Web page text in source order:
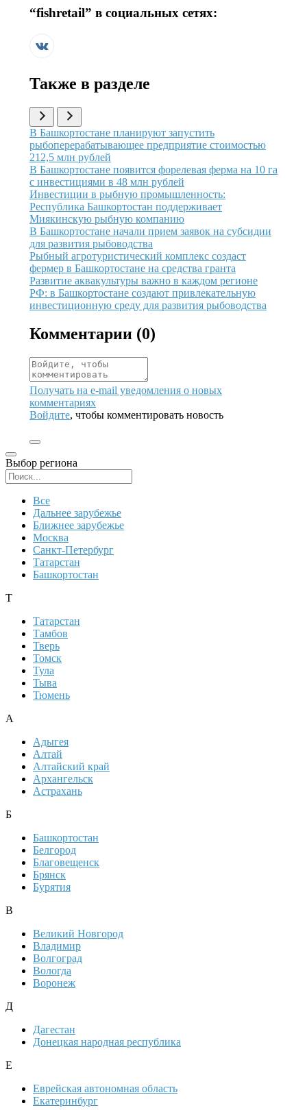
“fishretail” в социальных сетях:
Также в разделе
Иллюстрация новости
В Башкортостане планируют запустить
рыбоперерабатывающее предприятие стоимостью
212,5 млн рублей
Иллюстрация новости
В Башкортостане появится форелевая ферма на 10 га
с инвестициями в 48 млн рублей
Иллюстрация новости
Инвестиции в рыбную промышленность:
Республика Башкортостан поддерживает
Миякинскую рыбную компанию
Иллюстрация новости
В Башкортостане начали прием заявок на субсидии
для развития рыбоводства
Иллюстрация новости
Рыбный агротуристический комплекс создаст
фермер в Башкортостане на средства гранта
Иллюстрация новости
Развитие аквакультуры важно в каждом регионе
РФ: в Башкортостане создают привлекательную
инвестиционную среду для развития рыбоводства
Комментарии (0)
Получать на e‑mail уведомления о новых
комментариях
Войдите, чтобы комментировать новость
Выбор региона
Все
Дальнее зарубежье
Ближнее зарубежье
Москва
Санкт-Петербург
Татарстан
Башкортостан
Т
Татарстан
Тамбов
Тверь
Томск
Тула
Тыва
Тюмень
А
Адыгея
Алтай
Алтайский край
Архангельск
Астрахань
Б
Башкортостан
Белгород
Благовещенск
Брянск
Бурятия
В
Великий Новгород
Владимир
Волгоград
Вологда
Воронеж
Д
Дагестан
Донецкая народная республика
Е
Еврейская автономная область
Екатеринбург